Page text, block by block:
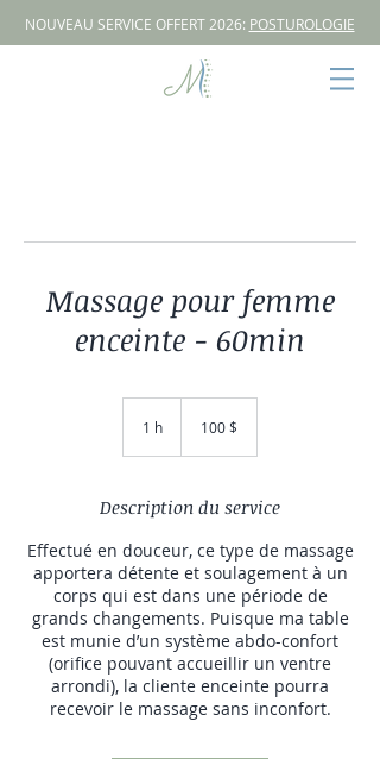
NOUVEAU SERVICE OFFERT 2026: POSTUROLOGIE
Massage pour femme
enceinte - 60min
1 h 100 $
Description du service
Effectué en douceur, ce type de massage
apportera détente et soulagement à un
corps qui est dans une période de
grands changements. Puisque ma table
est munie d’un système abdo-confort
(orifice pouvant accueillir un ventre
arrondi), la cliente enceinte pourra
recevoir le massage sans inconfort.